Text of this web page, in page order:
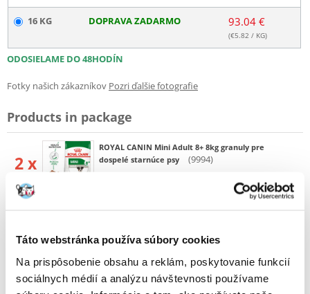
Táto webstránka používa súbory cookies
Na prispôsobenie obsahu a reklám, poskytovanie funkcií
sociálnych médií a analýzu návštevnosti používame
16 KG DOPRAVA ZADARMO 93.04 €
(€5.82 / KG)
ODOSIELAME DO 48HODÍN
Fotky našich zákazníkov Pozri ďalšie fotografie
Products in package
2 x
ROYAL CANIN Mini Adult 8+ 8kg granuly pre
dospelé starnúce psy
(9994)
Kompletné krmivo pre dospelé starnúce psy
Royal Canin Mini Adult 8+ je kompletné superprémiové krmivo pre
dospelých psov (od 8 rokov) malých plemien (do 10 kg).